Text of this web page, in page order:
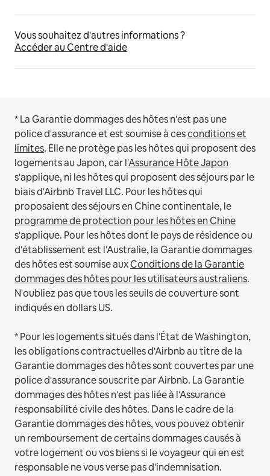
Vous souhaitez d'autres informations ?
Accéder au Centre d'aide
* La Garantie dommages des hôtes n'est pas une
police d'assurance et est soumise à cesconditions et
limites. Elle ne protège pas les hôtes qui proposent des
logements au Japon, car l'Assurance Hôte Japon
s'applique, ni les hôtes qui proposent des séjours par le
biais d'Airbnb Travel LLC. Pour les hôtes qui
proposaient des séjours en Chine continentale, le
programme de protection pour les hôtes en Chine
s'applique. Pour les hôtes dont le pays de résidence ou
d'établissement est l'Australie, la Garantie dommages
des hôtes est soumise auxConditions de la Garantie
dommages des hôtes pour les utilisateurs australiens.
N'oubliez pas que tous les seuils de couverture sont
indiqués en dollars US.
* Pour les logements situés dans l'État de Washington,
les obligations contractuelles d'Airbnb au titre de la
Garantie dommages des hôtes sont couvertes par une
police d'assurance souscrite par Airbnb. La Garantie
dommages des hôtes n'est pas liée à l'Assurance
responsabilité civile des hôtes. Dans le cadre de la
Garantie dommages des hôtes, vous pouvez obtenir
un remboursement de certains dommages causés à
votre logement ou vos biens si le voyageur qui en est
responsable ne vous verse pas d'indemnisation.